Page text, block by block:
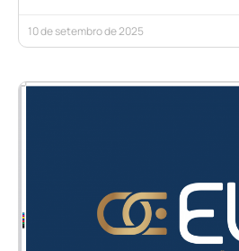
10 de setembro de 2025